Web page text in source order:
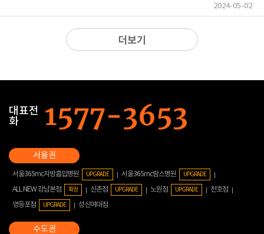
2024-05-02
더보기
대표전
화
서울365mc지방흡입병원 UPGRADE 서울365mc람스병원 UPGRADE
ALL NEW 강남본점 확장 신촌점 UPGRADE 노원점 UPGRADE
천호점
영등포점
UPGRADE 성신여대점